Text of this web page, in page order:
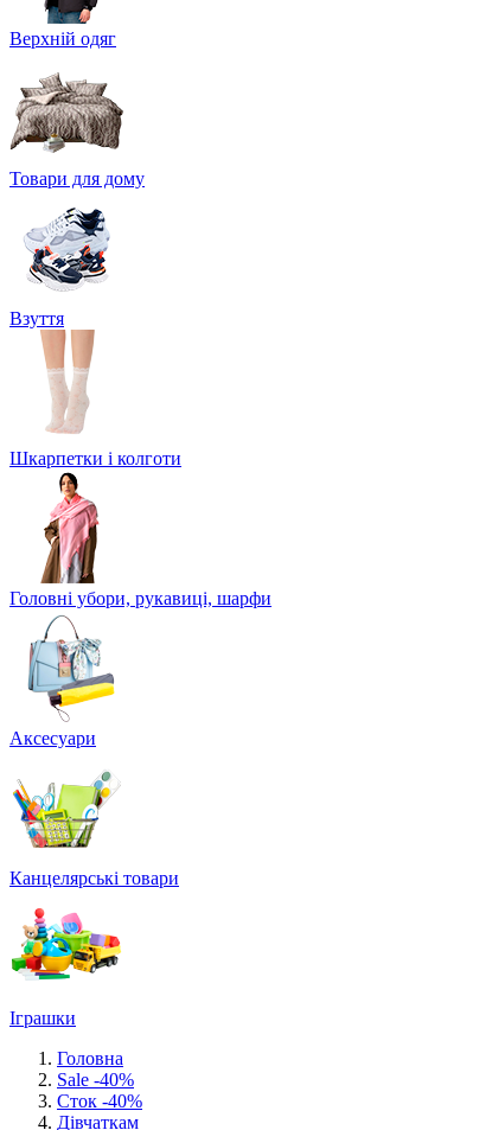
Верхній одяг
Товари для дому
Взуття
Шкарпетки і колготи
Головні убори, рукавиці, шарфи
Аксесуари
Канцелярські товари
Іграшки
Головна
Sale -40%
Сток -40%
Дівчаткам